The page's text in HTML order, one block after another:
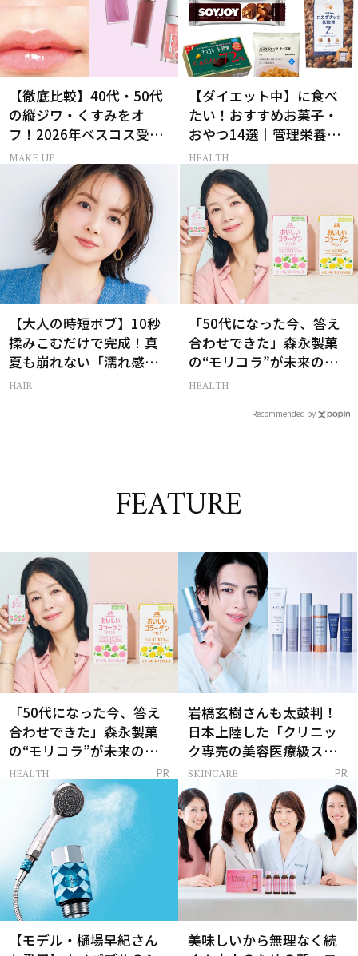
【徹底比較】40代・50代
の縦ジワ・くすみをオ
フ！2026年ベスコス受賞
リキッドルージュ3選
MAKE UP
【ダイエット中】に食べ
たい！おすすめお菓子・
おやつ14選｜管理栄養士
監修
HEALTH
【大人の時短ボブ】10秒
揉みこむだけで完成！真
夏も崩れない「濡れ感ハ
ンサムヘア」
HAIR
「50代になった今、答え
合わせできた」森永製菓
の“モリコラ”が未来のキ
レイを連れてくる！
HEALTH
Recommended by
FEATURE
「50代になった今、答え
合わせできた」森永製菓
の“モリコラ”が未来のキ
レイを連れてくる！
HEALTH PR
岩橋玄樹さんも太鼓判！
日本上陸した「クリニッ
ク専売の美容医療級スキ
ンケア」
SKINCARE PR
【モデル・樋場早紀さん
美味しいから無理なく続